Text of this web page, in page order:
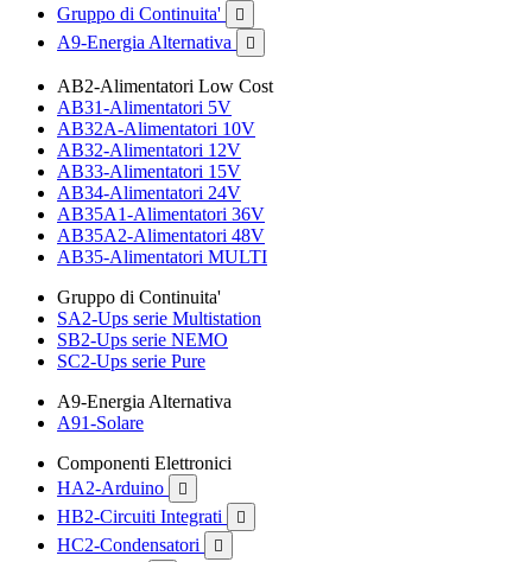
Gruppo di Continuita'

A9-Energia Alternativa 
AB2-Alimentatori Low Cost
AB31-Alimentatori 5V
AB32A-Alimentatori 10V
AB32-Alimentatori 12V
AB33-Alimentatori 15V
AB34-Alimentatori 24V
AB35A1-Alimentatori 36V
AB35A2-Alimentatori 48V
AB35-Alimentatori MULTI
Gruppo di Continuita'
SA2-Ups serie Multistation
SB2-Ups serie NEMO
SC2-Ups serie Pure
A9-Energia Alternativa
A91-Solare
Componenti Elettronici
HA2-Arduino

HB2-Circuiti Integrati 
HC2-Condensatori 